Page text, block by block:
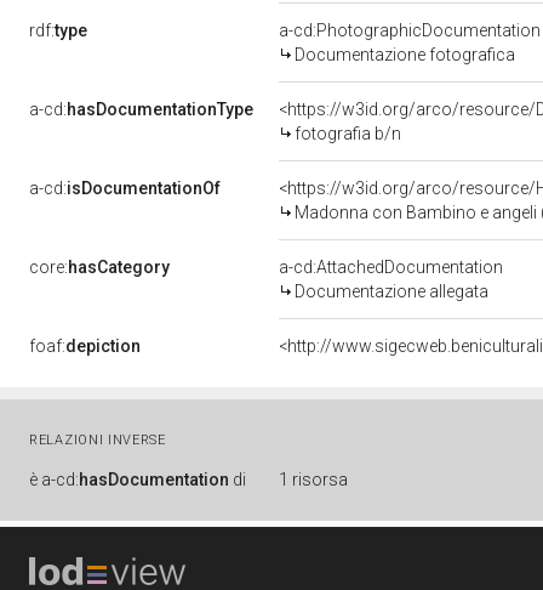
rdf:type
a-cd:PhotographicDocumentation
Documentazione fotografica
a-cd:hasDocumentationType
<https://w3id.org/arco/resource/
fotografia b/n
a-cd:isDocumentationOf
<https://w3id.org/arco/resource/
Madonna con Bambino e
core:hasCategory
a-cd:AttachedDocumentation
Documentazione allegata
foaf:depiction <http://
RELAZIONI INVERSE
è a-cd:hasDocumentation di 1 risorsa